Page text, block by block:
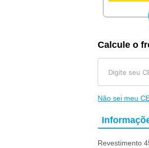
Calcule o
Não sei meu
Revestimento